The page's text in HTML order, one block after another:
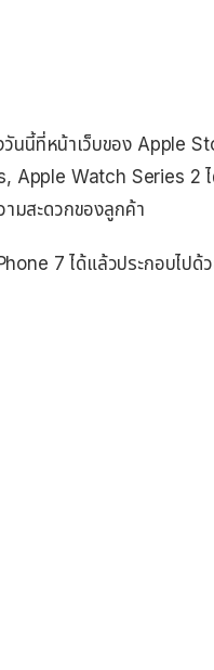
นนี้ที่หน้าเว็บของ Apple
Apple Watch Series 2 ไ
มสะดวกของลูกค้า
7 ได้แล้วประกอบไปด้